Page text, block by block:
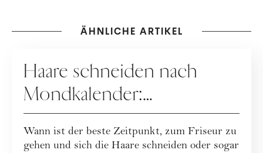
ÄHNLICHE ARTIKEL
Haare schneiden nach
Mondkalender:
Haarschnitte an Vollmond,
Neumond & Co
Wann ist der beste Zeitpunkt, zum Friseur zu
gehen und sich die Haare schneiden oder sogar